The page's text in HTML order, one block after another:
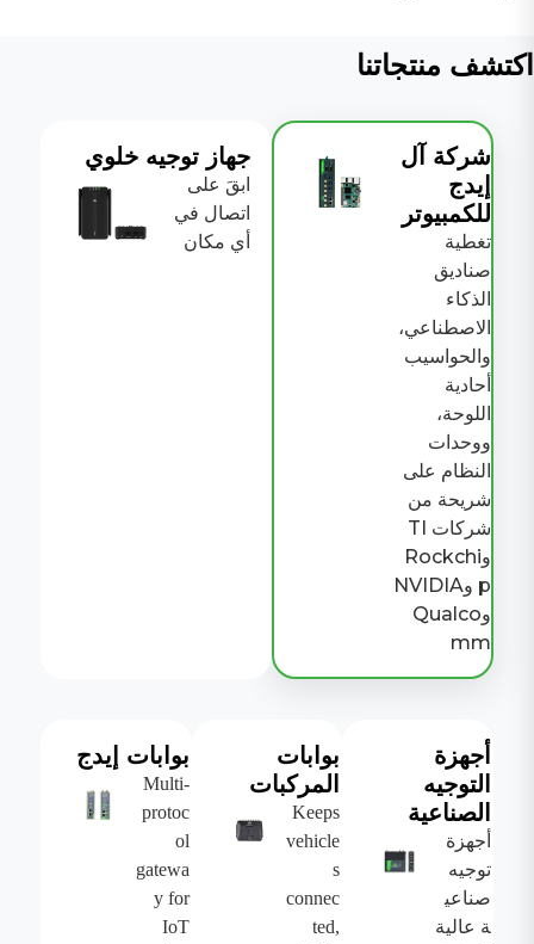
اكتشف منتجاتنا
شركة آل
إيدج
للكمبيوتر
تغطية
صناديق
الذكاء
الاصطناعي،
والحواسيب
أحادية
اللوحة،
ووحدات
النظام على
شريحة من
شركات TI
وRockchi
p وNVIDIA
وQualco
mm
جهاز توجيه خلوي
ابقَ على
اتصال في
أي مكان
أجهزة
التوجيه
الصناعية
أجهزة
توجيه
صناعي
ة عالية
بوابات
المركبات
Keeps
vehicle
s
connec
ted,
بوابات إيدج
Multi-
protoc
ol
gatewa
y for
IoT